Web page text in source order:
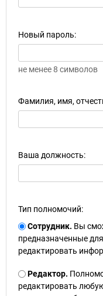
Новый пароль:
не менее 8 символов
Фамилия, имя,
Ваша должность:
Тип полномочий:
Сотрудник. Вы
предназначенные
редактировать
Редактор.
редактировать